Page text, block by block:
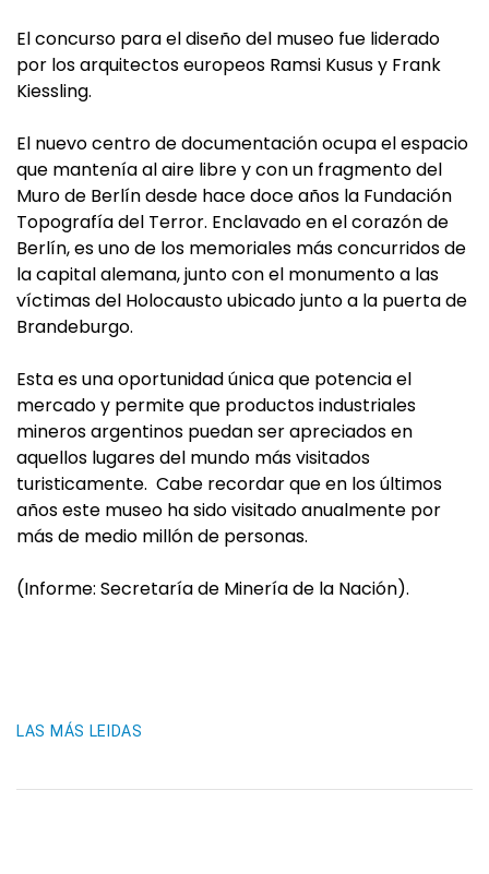
El concurso para el diseño del museo fue liderado
por los arquitectos europeos Ramsi Kusus y Frank
Kiessling.
El nuevo centro de documentación ocupa el espacio
que mantenía al aire libre y con un fragmento del
Muro de Berlín desde hace doce años la Fundación
Topografía del Terror. Enclavado en el corazón de
Berlín, es uno de los memoriales más concurridos de
la capital alemana, junto con el monumento a las
víctimas del Holocausto ubicado junto a la puerta de
Brandeburgo.
Esta es una oportunidad única que potencia el
mercado y permite que productos industriales
mineros argentinos puedan ser apreciados en
aquellos lugares del mundo más visitados
turisticamente. Cabe recordar que en los últimos
años este museo ha sido visitado anualmente por
más de medio millón de personas.
(Informe: Secretaría de Minería de la Nación).
LAS MÁS LEIDAS